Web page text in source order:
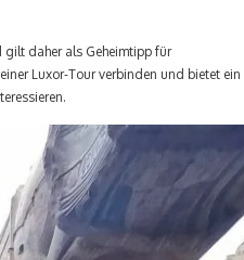
daher als Geheimtipp für
Luxor-Tour verbinden und bietet ein